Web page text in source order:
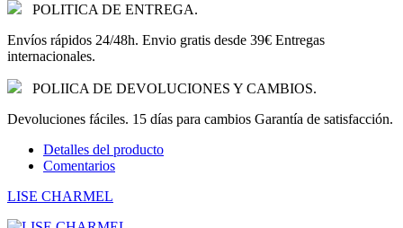
POLITICA DE ENTREGA.
Envíos rápidos 24/48h. Envio gratis desde 39€ Entregas
internacionales.
POLIICA DE DEVOLUCIONES Y CAMBIOS.
Devoluciones fáciles. 15 días para cambios Garantía de satisfacción.
Detalles del producto
Comentarios
LISE CHARMEL